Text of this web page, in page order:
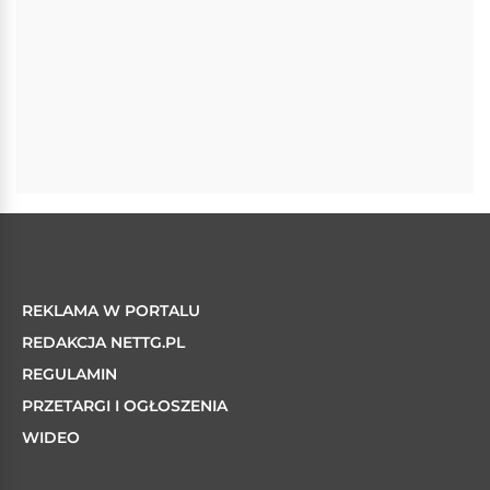
REKLAMA W PORTALU
REDAKCJA NETTG.PL
REGULAMIN
PRZETARGI I OGŁOSZENIA
WIDEO